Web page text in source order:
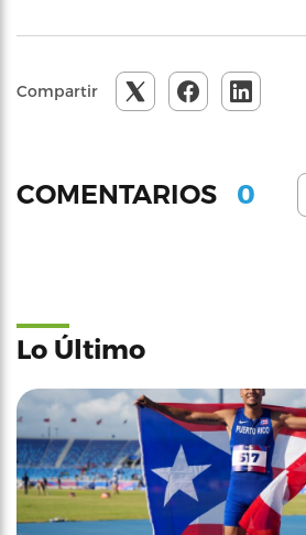
Compartir
COMENTARIOS 0
Lo Último